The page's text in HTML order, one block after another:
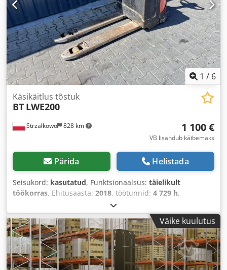
1 / 6
Strzałkowo 828 km
Käsikäitlus tõstuk
BT LWE200
1 100 €
VB lisandub käibemaks
Pärida Helistada
Seisukord: kasutatud, Funktsionaalsus: täielikult
töökorras, Ehitusaasta: 2018, töötunnid: 4 729 h,
, kütuse tüüp:
Elektro,
Väike kuulutus